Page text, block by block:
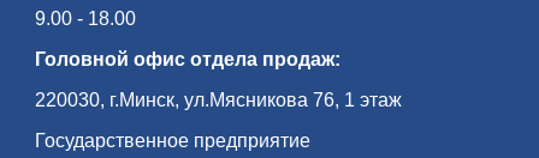
9.00 - 18.00
Головной офис отдела продаж:
220030, г.Минск, ул.Мясникова 76, 1 этаж
Государственное предприятие